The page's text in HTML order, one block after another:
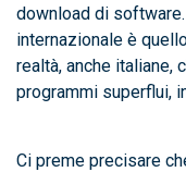
download di
internazionale è
realtà, anche italiane,
programmi superflui,
Ci preme precisare